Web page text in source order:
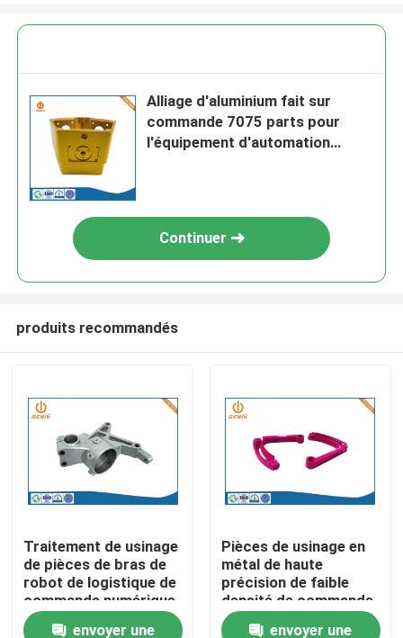
Produits
A propos de nous
Alliage d'aluminium fait sur
commande 7075 parts pour
l'équipement d'automation
Continuer
produits recommandés
Traitement de usinage
de pièces de bras de
robot de logistique de
commande numérique
par ordinateur de la
envoyer une
Pièces de usinage en
métal de haute
précision de faible
densité de commande
numérique par
envoyer une